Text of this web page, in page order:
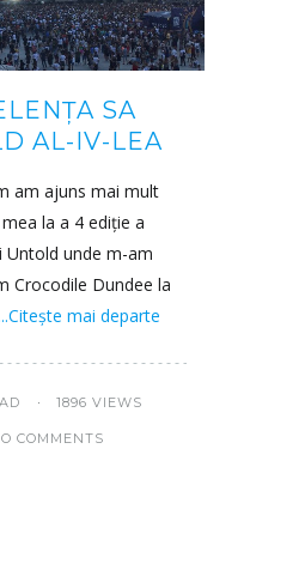
SA
AL-IV-LEA
am ajuns mai mult
la a 4 ediție a
Untold unde m-am
Crocodile Dundee la
mai departe
1896 VIEWS
COMMENTS